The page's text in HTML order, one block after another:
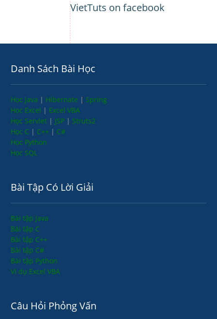
VietTuts on facebook
Danh Sách Bài Học
Học Java | Hibernate | Spring
Học Excel | Excel VBA
Học Servlet | JSP | Struts2
Học C | C++ | C#
Học Python
Học SQL
Bài Tập Có Lời Giải
Bài tập Java
Bài tập C
Bài tập C++
Bài tập C#
Bài tập Python
Ví dụ Excel VBA
Câu Hỏi Phỏng Vấn